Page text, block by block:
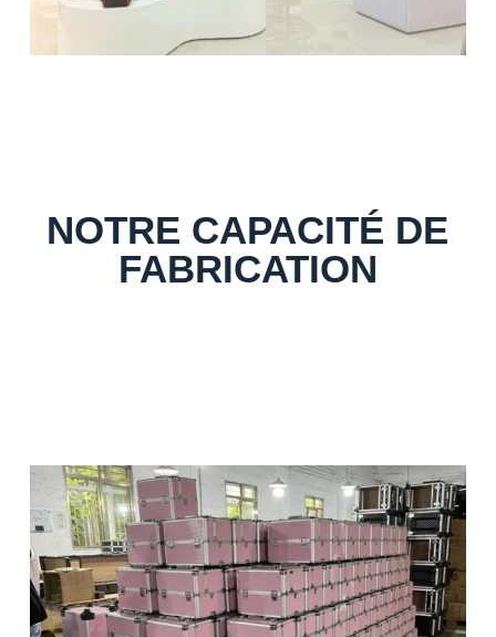
NOTRE CAPACITÉ DE
FABRICATION